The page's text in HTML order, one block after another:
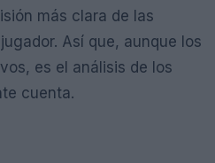
más clara de las
Así que, aunque los
es el análisis de los
cuenta.